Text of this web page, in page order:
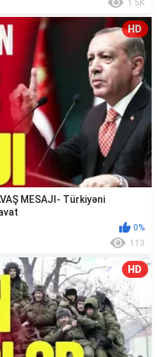
1.5K
HD
MESAJI- Türkiyəni
0%
113
HD